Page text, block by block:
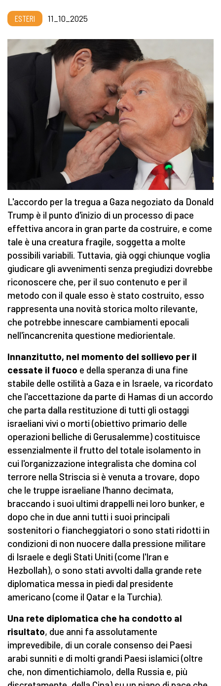
ESTERI 11_10_2025
L'accordo per la tregua a Gaza negoziato da Donald
Trump è il punto d'inizio di un processo di pace
effettiva ancora in gran parte da costruire, e come
tale è una creatura fragile, soggetta a molte
possibili variabili. Tuttavia, già oggi chiunque voglia
giudicare gli avvenimenti senza pregiudizi dovrebbe
riconoscere che, per il suo contenuto e per il
metodo con il quale esso è stato costruito, esso
rappresenta una novità storica molto rilevante,
che potrebbe innescare cambiamenti epocali
nell'incancrenita questione mediorientale.
Innanzitutto, nel momento del sollievo per il
cessate il fuoco e della speranza di una fine
stabile delle ostilità a Gaza e in Israele, va ricordato
che l'accettazione da parte di Hamas di un accordo
che parta dalla restituzione di tutti gli ostaggi
israeliani vivi o morti (obiettivo primario delle
operazioni belliche di Gerusalemme) costituisce
essenzialmente il frutto del totale isolamento in
cui l'organizzazione integralista che domina col
terrore nella Striscia si è venuta a trovare, dopo
che le truppe israeliane l'hanno decimata,
braccando i suoi ultimi drappelli nei loro bunker, e
dopo che in due anni tutti i suoi principali
sostenitori o fiancheggiatori o sono stati ridotti in
condizioni di non nuocere dalla pressione militare
di Israele e degli Stati Uniti (come l'Iran e
Hezbollah), o sono stati avvolti dalla grande rete
diplomatica messa in piedi dal presidente
americano (come il Qatar e la Turchia).
Una rete diplomatica che ha condotto al
risultato, due anni fa assolutamente
imprevedibile, di un corale consenso dei Paesi
arabi sunniti e di molti grandi Paesi islamici (oltre
che, non dimentichiamolo, della Russia e, più